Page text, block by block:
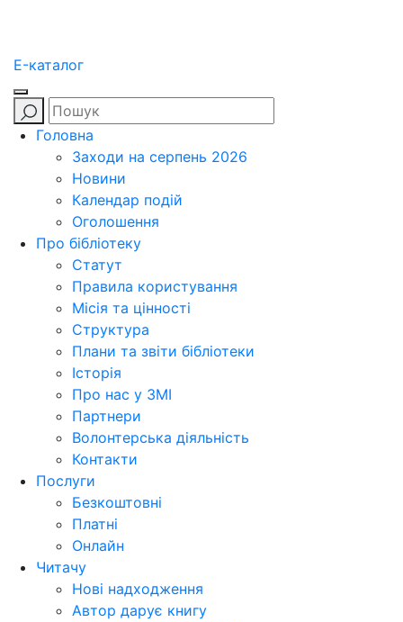
E-каталог
Головна
Заходи на серпень 2026
Новини
Календар подій
Оголошення
Про бібліотеку
Статут
Правила користування
Місія та цінності
Структура
Плани та звіти бібліотеки
Історія
Про нас у ЗМІ
Партнери
Волонтерська діяльність
Контакти
Послуги
Безкоштовні
Платні
Онлайн
Читачу
Нові надходження
Автор дарує книгу